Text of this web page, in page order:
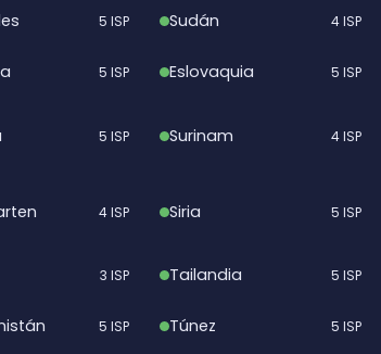
5 ISP Sudán 4 ISP
5 ISP Eslovaquia 5 ISP
5 ISP Surinam 4 ISP
4 ISP Siria 5 ISP
3 ISP Tailandia 5 ISP
5 ISP Túnez 5 ISP